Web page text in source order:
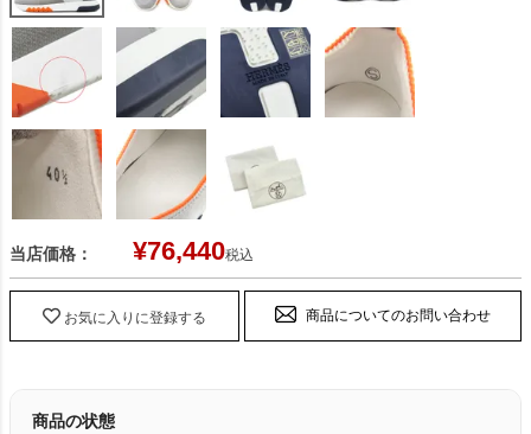
当店価格： ¥76,440税込
お気に入りに登録する 商品についてのお問い合わせ
商品の状態